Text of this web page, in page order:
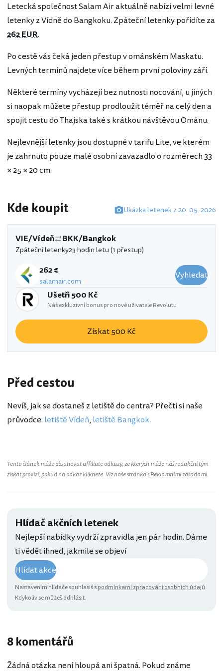
Letecká společnost Salam Air aktuálně nabízí velmi levné
letenky z Vídně do Bangkoku. Zpáteční letenky pořídíte za
262 EUR.
Po cestě vás čeká jeden přestup v ománském Maskatu.
Levných termínů najdete více během první poloviny září.
Některé termíny vycházejí bez nutnosti nocování, u jiných
si naopak můžete přestup prodloužit téměř na celý den a
spojit cestu do Thajska také s krátkou návštěvou Ománu.
Nejlevnější letenky jsou dostupné v tarifu Lite, ve kterém
je zahrnuto pouze malé osobní zavazadlo o rozměrech 33
× 25 × 20 cm.
Kde koupit Ukázka letenek z 20. 05. 2026
VIE/Vídeň BKK/Bangkok
Zpáteční letenky23 hodin letu (1 přestup)
262 €
salamair.com
Vyhledat
Ušetři 500 Kč
Náš exkluzivní bonus pro nové uživatele Revolutu
Získat 500 Kč
Před cestou
Nevíš, jak se dostaneš z letiště do centra? Přečti si naše
průvodce: letiště Vídeň, letiště Bangkok.
Tento článek může obsahovat affiliate odkazy, ze kterých může náš redakční tým
získat provizi, pokud na odkaz kliknete. Viz naše stránka sReklamními zásadami.
Hlídač akčních letenek
Nejlepší nabídky vydrží zpravidla jen pár hodin. Dáme
ti vědět ihned, jakmile se objeví
Hlídat akce
Nastavením hlídače souhlasíš spodmínkami zpracování osobních údajů.
Kdykoliv se můžeš odhlásit.
8 komentářů
Žádná otázka není hloupá ani špatná. Pokud známe